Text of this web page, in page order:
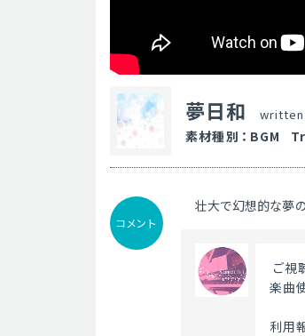
夢日和
素材種別 ： BGM
コメント
壮大で幻想的な夢
ご視
楽曲
利用